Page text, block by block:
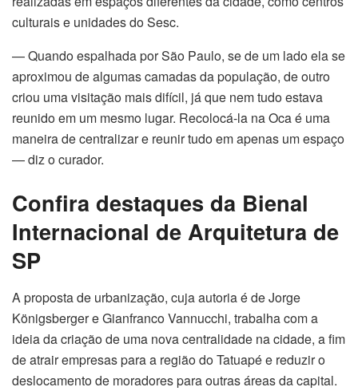
al
culturais e unidades do Sesc.
— Quando espalhada por São Paulo, se de um lado ela se
aproximou de algumas camadas da população, de outro
criou uma visitação mais difícil, já que nem tudo estava
reunido em um mesmo lugar. Recolocá-la na Oca é uma
maneira de centralizar e reunir tudo em apenas um espaço
— diz o curador.
Confira destaques da Bienal
Internacional de Arquitetura de
SP
A proposta de urbanização, cuja autoria é de Jorge
Königsberger e Gianfranco Vannucchi, trabalha com a
ideia da criação de uma nova centralidade na cidade, a fim
de atrair empresas para a região do Tatuapé e reduzir o
deslocamento de moradores para outras áreas da capital.